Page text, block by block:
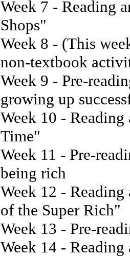
Week 7 - Reading
Shops"
Week 8 - (This
non-textbook
Week 9 - Pre-
growing up
Week 10 -
Time"
Week 11 - Pre-
being rich
Week 12 -
of the Super Rich"
Week 13 - Pre-
Week 14 -